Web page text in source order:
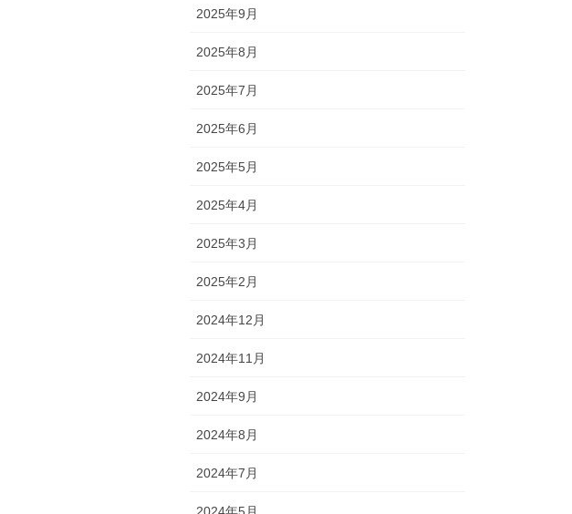
2025年9月
2025年8月
2025年7月
2025年6月
2025年5月
2025年4月
2025年3月
2025年2月
2024年12月
2024年11月
2024年9月
2024年8月
2024年7月